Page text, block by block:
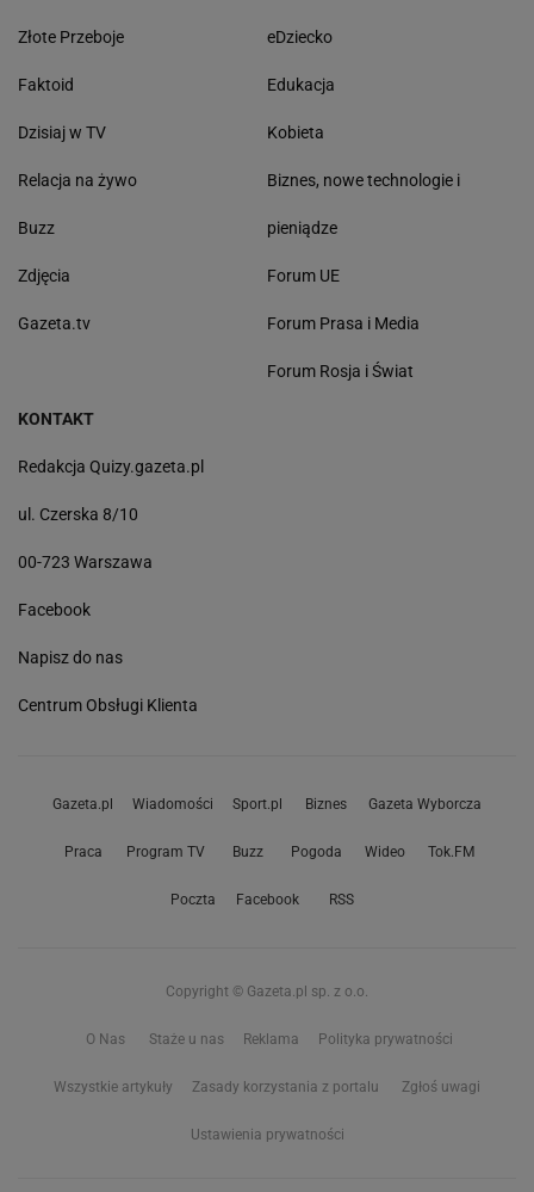
Złote Przeboje
Faktoid
Dzisiaj w TV
Relacja na żywo
Buzz
Zdjęcia
Gazeta.tv
eDziecko
Edukacja
Kobieta
Biznes, nowe technologie i
pieniądze
Forum UE
Forum Prasa i Media
Forum Rosja i Świat
KONTAKT
Redakcja Quizy.gazeta.pl
ul. Czerska 8/10
00-723 Warszawa
Facebook
Napisz do nas
Centrum Obsługi Klienta
Gazeta.pl Wiadomości Sport.pl Biznes Gazeta Wyborcza
Praca Program TV Buzz Pogoda Wideo Tok.FM
Poczta Facebook RSS
Copyright © Gazeta.pl sp. z o.o.
O Nas Staże u nas Reklama Polityka prywatności
Wszystkie artykuły Zasady korzystania z portalu Zgłoś uwagi
Ustawienia prywatności